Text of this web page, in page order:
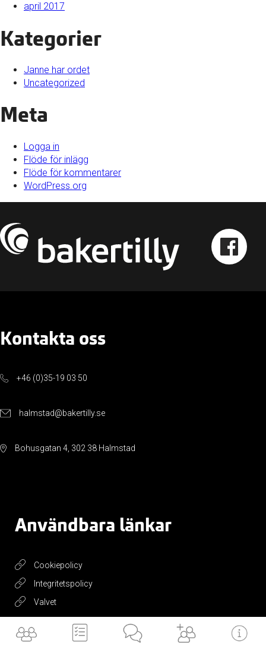
april 2017
Kategorier
Janne har ordet
Uncategorized
Meta
Logga in
Flöde för inlägg
Flöde för kommentarer
WordPress.org
Kontakta oss
+46 (0)35-19 03 50
halmstad@bakertilly.se
Bohusgatan 4, 302 38 Halmstad
Användbara länkar
Cookiepolicy
Integritetspolicy
Valvet